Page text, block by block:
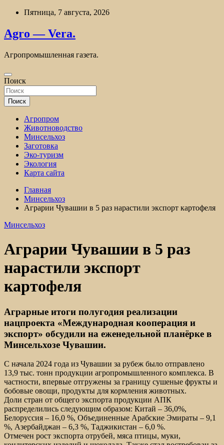
Перейти
содержимому
Пятница, 7 августа, 2026
Agro — Vera.
Агропромышленная газета.
Поиск
Поиск
Агропром
Животноводство
Минсельхоз
Заготовка
Эко-туризм
Экология
Карта сайта
Главная
Минсельхоз
Аграрии Чувашии в 5 раз нарастили экспорт картофеля
Минсельхоз
Аграрии Чувашии в 5 раз
нарастили экспорт
картофеля
Аграрные итоги полугодия реализации
нацпроекта «Международная кооперация и
экспорт» обсудили на еженедельной планёрке в
Минсельхозе Чувашии.
С начала 2024 года из Чувашии за рубеж было отправлено
13,9 тыс. тонн продукции агропромышленного комплекса. В
частности, впервые отгружены за границу сушеные фрукты и
бобовые овощи, продукты для кормления животных.
Доли стран от общего экспорта продукции АПК
распределились следующим образом: Китай – 36,0%,
Белоруссия – 16,0 %, Объединенные Арабские Эмираты – 9,1
%, Азербайджан – 6,3 %, Таджикистан – 6,0 %.
Отмечен рост экспорта отрубей, мяса птицы, муки,